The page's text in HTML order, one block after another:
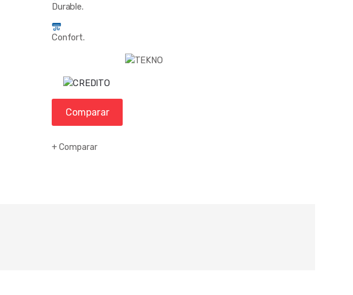
Durable.
Confort.
Comparar
Comparar